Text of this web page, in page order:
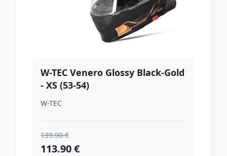
W-TEC Venero Glossy Black-Gold
- XS (53-54)
W-TEC
139.90 €
113.90 €